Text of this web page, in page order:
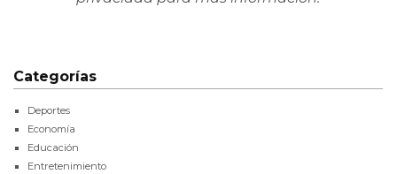
Categorías
Deportes
Economía
Educación
Entretenimiento